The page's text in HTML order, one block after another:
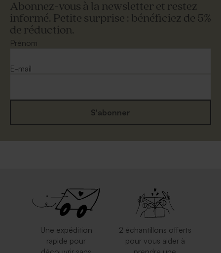
Abonnez-vous à la newsletter et restez
informé. Petite surprise : bénéficiez de 5%
de réduction.
Prénom
E-mail
S'abonner
Une expédition
rapide pour
2 échantillons offerts
pour vous aider à